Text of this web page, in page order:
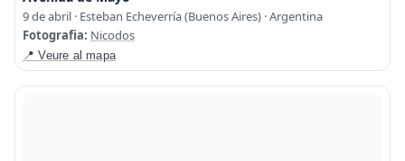
9 de abril · Esteban Echeverría (Buenos Aires) · Argentina
Fotografia: Nicodos
📍 Veure al mapa